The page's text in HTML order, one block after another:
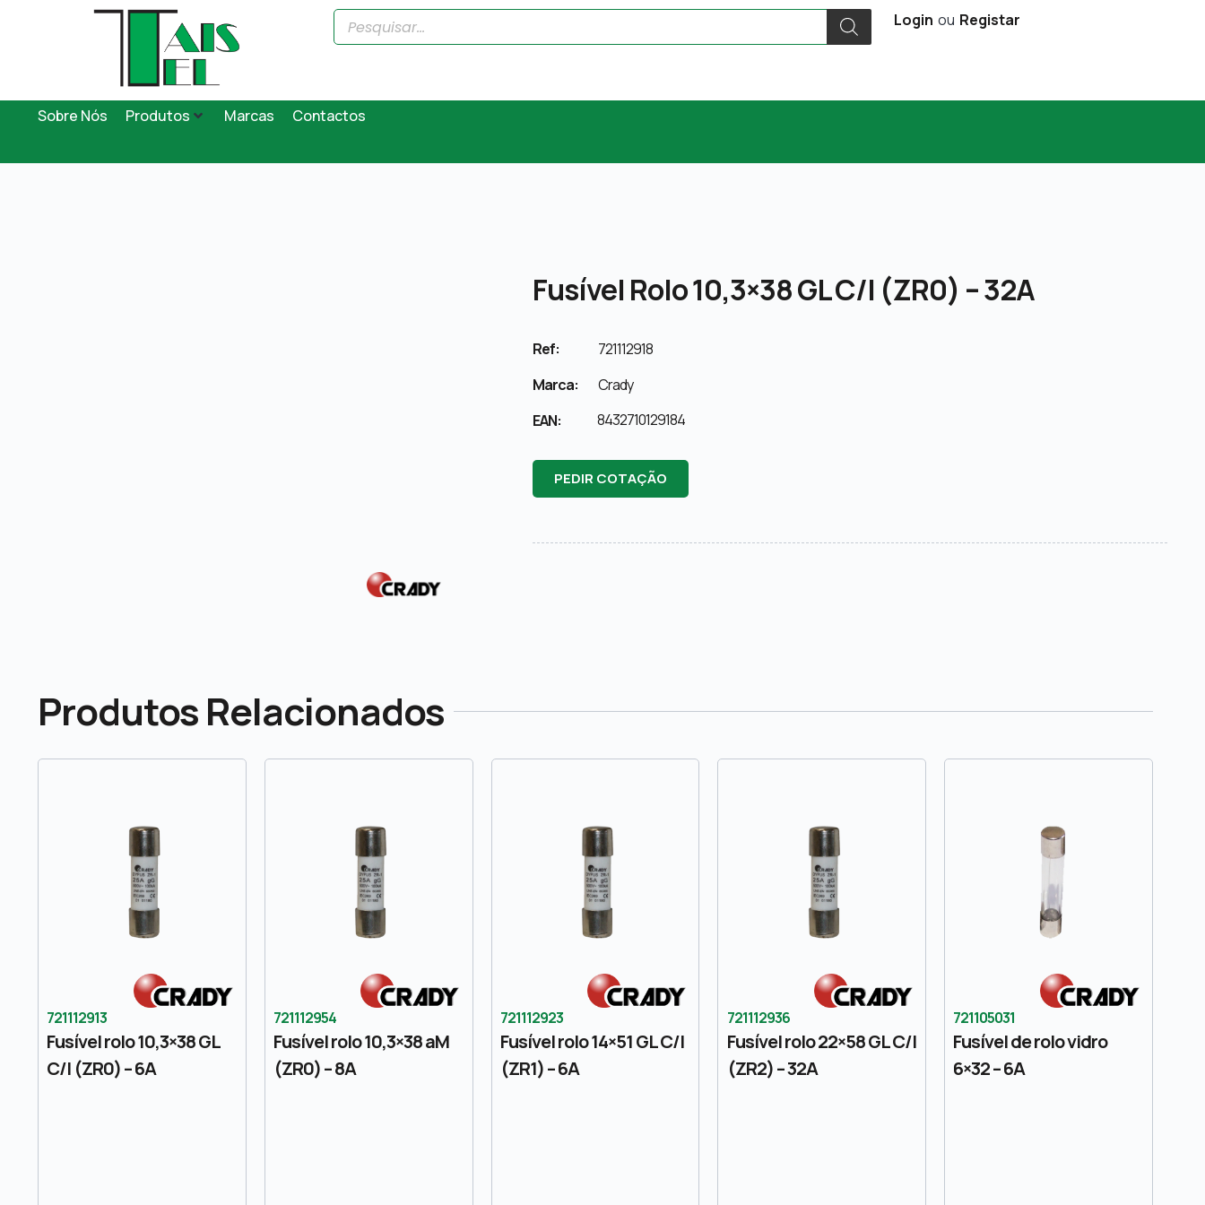
Login ou Registar
Sobre Nós Produtos Marcas Contactos
Fusível Rolo 10,3×38 GL C/I (ZR0) – 32A
Ref:
721112918
Marca:
Crady
EAN:
8432710129184
PEDIR COTAÇÃO
Produtos Relacionados
721112913
Fusível rolo 10,3×38 GL
C/I (ZR0) – 6A
721112954
Fusível rolo 10,3×38 aM
(ZR0) – 8A
721112923
Fusível rolo 14×51 GL C/I
(ZR1) – 6A
721112936
Fusível rolo 22×58 GL C/I
(ZR2) – 32A
721105031
Fusível de rolo vidro
6×32 – 6A